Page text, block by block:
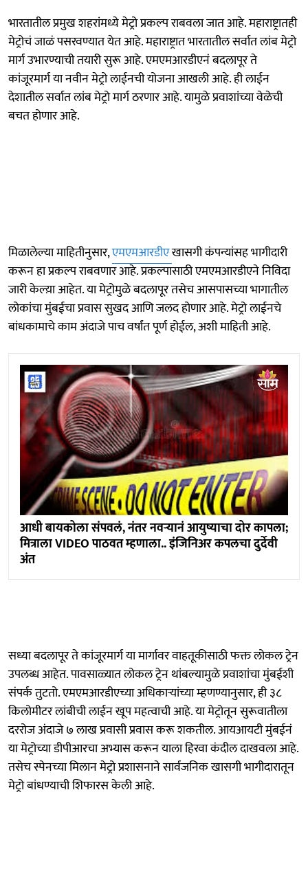
भारतातील प्रमुख शहरांमध्ये मेट्रो प्रकल्प राबवला जात आहे. महाराष्ट्रातही
मेट्रोचं जाळं पसरवण्यात येत आहे. महाराष्ट्रात भारतातील सर्वात लांब मेट्रो
मार्ग उभारण्याची तयारी सुरू आहे. एमएमआरडीएनं बदलापूर ते
कांजूरमार्ग या नवीन मेट्रो लाईनची योजना आखली आहे. ही लाईन
देशातील सर्वात लांब मेट्रो मार्ग ठरणार आहे. यामुळे प्रवाशांच्या वेळेची
बचत होणार आहे.
मिळालेल्या माहितीनुसार,एमएमआरडीएखासगी कंपन्यांसह भागीदारी
करून हा प्रकल्प राबवणार आहे. प्रकल्पासाठी एमएमआरडीएने निविदा
जारी केल्य़ा आहेत. या मेट्रोमुळे बदलापूर तसेच आसपासच्या भागातील
लोकांचा मुंबईचा प्रवास सुखद आणि जलद होणार आहे. मेट्रो लाईनचे
बांधकामाचे काम अंदाजे पाच वर्षांत पूर्ण होईल, अशी माहिती आहे.
आधी बायकोला संपवलं, नंतर नवऱ्यानं आयुष्याचा दोर कापला;
मित्राला VIDEO पाठवत म्हणाला.. इंजिनिअर कपलचा दुर्देवी
अंत
सध्या बदलापूर ते कांजूरमार्ग या मार्गावर वाहतूकीसाठी फक्त लोकल ट्रेन
उपलब्ध आहेत. पावसाळ्यात लोकल ट्रेन थांबल्यामुळे प्रवाशांचा मुंबईशी
संपर्क तुटतो. एमएमआरडीएच्या अधिकाऱ्यांच्या म्हणण्यानुसार, ही ३८
किलोमीटर लांबीची लाईन खूप महत्वाची आहे. या मेट्रोतून सुरूवातीला
दररोज अंदाजे ७ लाख प्रवासी प्रवास करू शकतील. आयआयटी मुंबईनं
या मेट्रोच्या डीपीआरचा अभ्यास करून याला हिरवा कंदील दाखवला आहे.
तसेच स्पेनच्या मिलान मेट्रो प्रशासनाने सार्वजनिक खासगी भागीदारातून
मेट्रो बांधण्याची शिफारस केली आहे.